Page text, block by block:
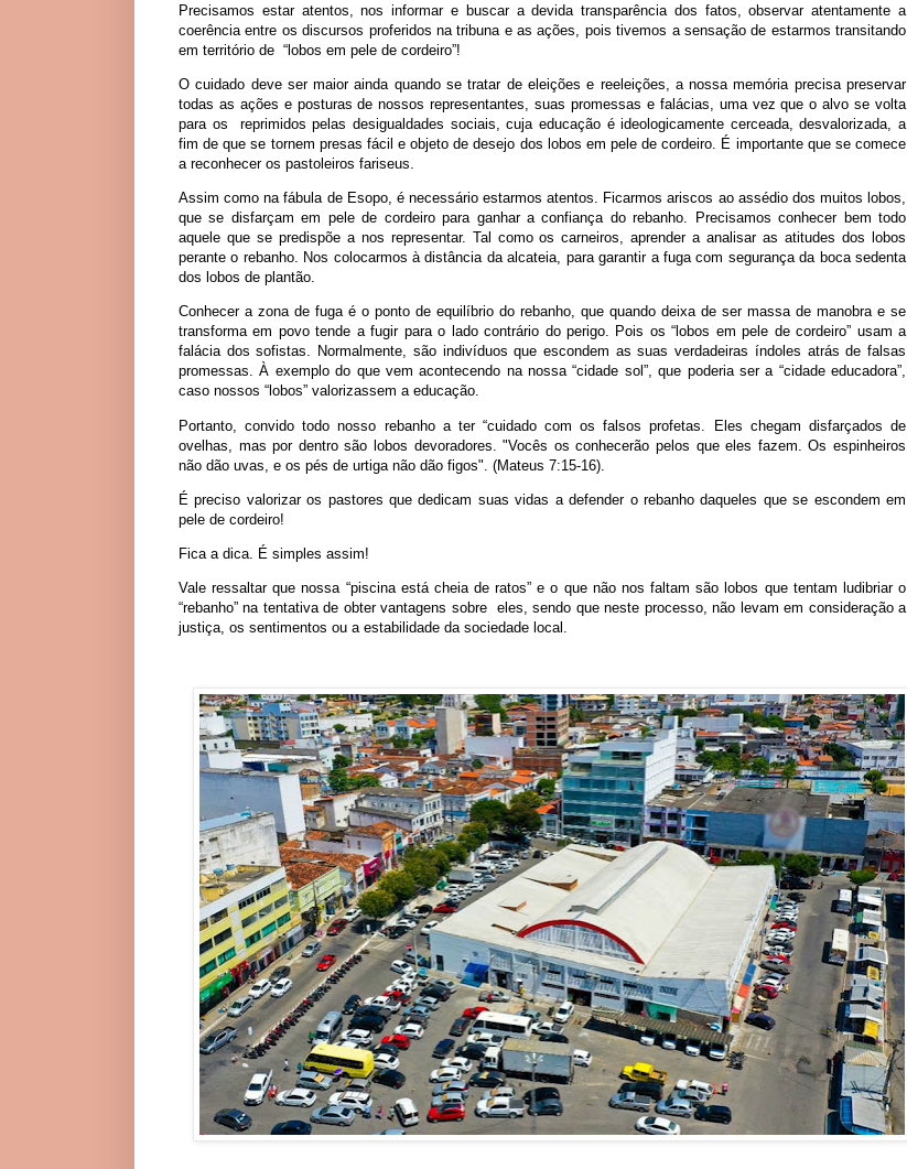
Precisamos estar atentos, nos informar e buscar a devida transparência dos fatos, observar atentamente a
coerência entre os discursos proferidos na tribuna e as ações, pois tivemos a sensação de estarmos transitando
em território de “lobos em pele de cordeiro”!
O cuidado deve ser maior ainda quando se tratar de eleições e reeleições, a nossa memória precisa preservar
todas as ações e posturas de nossos representantes, suas promessas e falácias, uma vez que o alvo se volta
para os reprimidos pelas desigualdades sociais, cuja educação é ideologicamente cerceada, desvalorizada, a
fim de que se tornem presas fácil e objeto de desejo dos lobos em pele de cordeiro. É importante que se comece
a reconhecer os pastoleiros fariseus.
Assim como na fábula de Esopo, é necessário estarmos atentos. Ficarmos ariscos ao assédio dos muitos lobos,
que se disfarçam em pele de cordeiro para ganhar a confiança do rebanho. Precisamos conhecer bem todo
aquele que se predispõe a nos representar. Tal como os carneiros, aprender a analisar as atitudes dos lobos
perante o rebanho. Nos colocarmos à distância da alcateia, para garantir a fuga com segurança da boca sedenta
dos lobos de plantão.
Conhecer a zona de fuga é o ponto de equilíbrio do rebanho, que quando deixa de ser massa de manobra e se
transforma em povo tende a fugir para o lado contrário do perigo. Pois os “lobos em pele de cordeiro” usam a
falácia dos sofistas. Normalmente, são indivíduos que escondem as suas verdadeiras índoles atrás de falsas
promessas. À exemplo do que vem acontecendo na nossa “cidade sol”, que poderia ser a “cidade educadora”,
caso nossos “lobos” valorizassem a educação.
Portanto, convido todo nosso rebanho a ter “cuidado com os falsos profetas. Eles chegam disfarçados de
ovelhas, mas por dentro são lobos devoradores. "Vocês os conhecerão pelos que eles fazem. Os espinheiros
não dão uvas, e os pés de urtiga não dão figos". (Mateus 7:15-16).
É preciso valorizar os pastores que dedicam suas vidas a defender o rebanho daqueles que se escondem em
pele de cordeiro!
Fica a dica. É simples assim!
Vale ressaltar que nossa “piscina está cheia de ratos” e o que não nos faltam são lobos que tentam ludibriar o
“rebanho” na tentativa de obter vantagens sobre eles, sendo que neste processo, não levam em consideração a
justiça, os sentimentos ou a estabilidade da sociedade local.